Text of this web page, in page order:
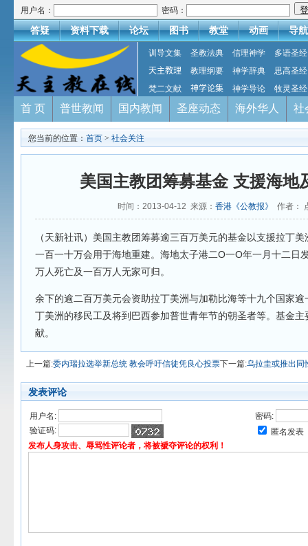
用户名： 密码：
答疑 资料下载 论坛 图书 教堂 动画 导航
训导文集 圣教法典 信理神学
多语圣经
天主教理
教理纲要 神学辞典
思高圣经
梵二文献
神学论集 神学导论 牧灵圣经
首 页 普世教闻 国内教闻 圣座动态 海外华人 社
您当前的位置： 首页 > 社会关注
美国主教团筹募基金 支援海地
时间：2013-04-12 来源： 香港《公教报》 作者：
（天新社讯）美国主教团筹募逾三百万美元的基金以支援拉丁
一百一十万会用于海地重建。海地太子港二O一O年一月十二日
万人死亡及一百万人无家可归。
余下的逾二百万美元会资助拉丁美洲与加勒比海等十九个国家
丁美洲的移民工及将到巴西参加普世青年节的朝圣者等。基金
献。
上一篇:委内瑞拉选举新总统 教会呼吁信徒凭良心投票下一篇:乌拉圭或推出同
发表评论
用户名:
密码:
验证码:
匿名发表
发布人身攻击、辱骂性评论者，将被褫夺评论的权利！